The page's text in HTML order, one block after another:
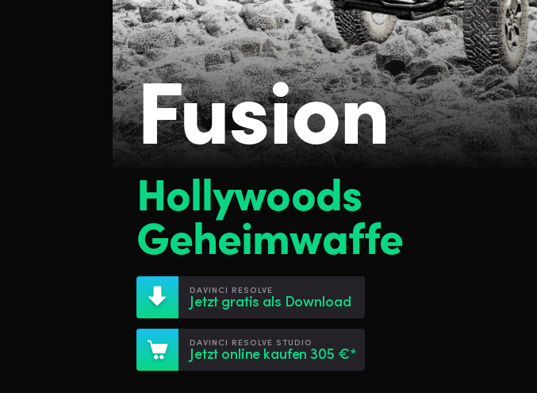
Fusion
Hollywoods
Geheimwaffe
DAVINCI RESOLVE
Jetzt gratis als Download
DAVINCI RESOLVE STUDIO
Jetzt online kaufen 305 €*